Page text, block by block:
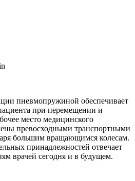
пневмопружиной обеспечивает
при перемещении и
место медицинского
превосходными транспортными
большим вращающимся колесам.
принадлежностей отвечает
врачей сегодня и в будущем.